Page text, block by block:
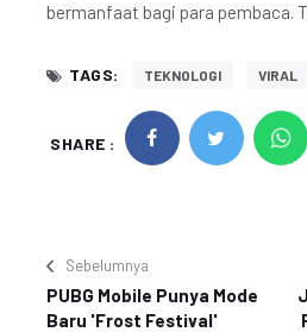
bermanfaat bagi para pembaca.
TAGS: TEKNOLOGI VIRAL
SHARE :
Sebelumnya
PUBG Mobile Punya Mode
Baru 'Frost Festival'